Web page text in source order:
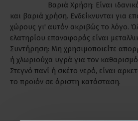
Βαριά Χρήση: Είναι ιδανικά
και βαριά χρήση. Ενδείκνυνται για
χώρους γι' αυτόν ακριβώς το λόγο.
ελατηρίου επαναφοράς είναι
Συντήρηση: Μη χρησιμοποιείτε
ή χλωριούχα υγρά για τον
Στεγνό πανί ή σκέτο νερό, είναι
το προϊόν σε άριστη κατάσταση.